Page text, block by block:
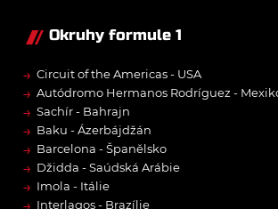
Okruhy formule 1
→ Circuit of the Americas - USA
→ Autódromo Hermanos Rodríguez -
→ Sachír - Bahrajn
→ Baku - Ázerbájdžán
→ Barcelona - Španělsko
→ Džidda - Saúdská Arábie
→ Imola - Itálie
Interlagos - Brazílie